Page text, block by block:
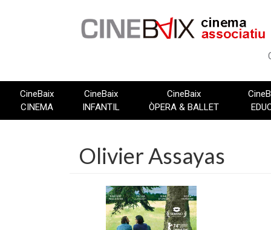
CineBaix
CINEMA
CineBaix
INFANTIL
CineBaix
ÒPERA & BALLET
Olivier Assayas